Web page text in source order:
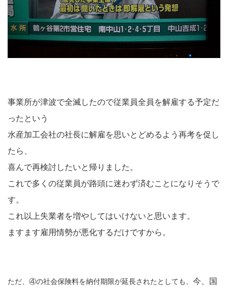
事業所が津波で全滅したので従業員全員を解雇する予定だ
ったという
水産加工会社の社長に解雇を思いとどめるよう再考を促し
たら、
喜んで再検討したいと帰りました。
これで多くの従業員が路頭に迷わず済むことになりそうで
す。
これ以上失業者を増やしてはいけないと思います。
ますます雇用情勢が悪化するだけですから。
ただ、④の社会保険料を納付期限が延長されたとしても、 今、国